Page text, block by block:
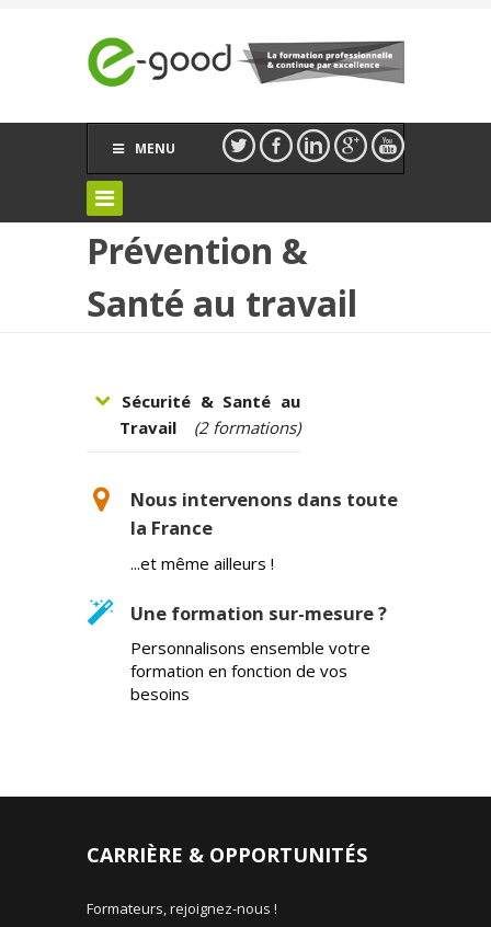
MENU
Prévention &
Santé au travail
Sécurité & Santé au
Travail
(2 formations)
Nous intervenons dans toute
la France
...et même ailleurs !
Une formation sur-mesure ?
Personnalisons ensemble votre
formation en fonction de vos
besoins
CARRIÈRE & OPPORTUNITÉS
Formateurs, rejoignez-nous !